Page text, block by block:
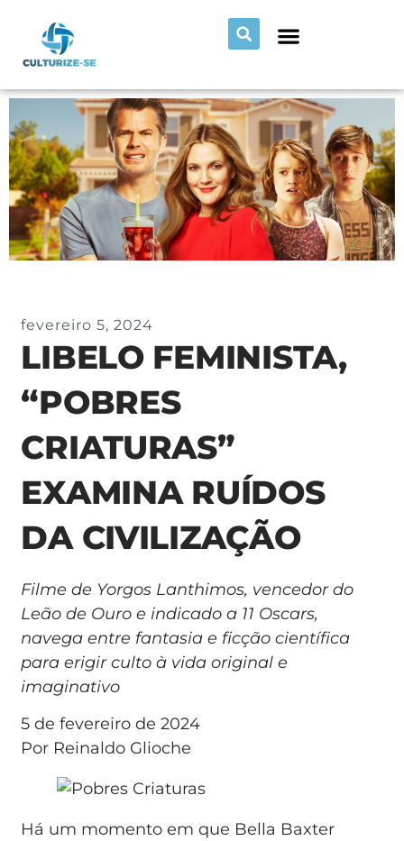
fevereiro 5, 2024
LIBELO FEMINISTA,
“POBRES
CRIATURAS”
EXAMINA RUÍDOS
DA CIVILIZAÇÃO
Filme de Yorgos Lanthimos, vencedor do
Leão de Ouro e indicado a 11 Oscars,
navega entre fantasia e ficção científica
para erigir culto à vida original e
imaginativo
5 de fevereiro de 2024
Por Reinaldo Glioche
Há um momento em que Bella Baxter